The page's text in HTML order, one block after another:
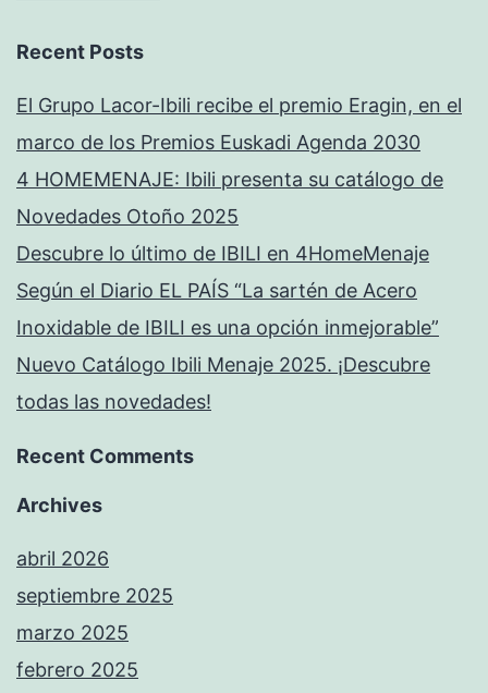
Recent Posts
El Grupo Lacor-Ibili recibe el premio Eragin, en el
marco de los Premios Euskadi Agenda 2030
4 HOMEMENAJE: Ibili presenta su catálogo de
Novedades Otoño 2025
Descubre lo último de IBILI en 4HomeMenaje
Según el Diario EL PAÍS “La sartén de Acero
Inoxidable de IBILI es una opción inmejorable”
Nuevo Catálogo Ibili Menaje 2025. ¡Descubre
todas las novedades!
Recent Comments
Archives
abril 2026
septiembre 2025
marzo 2025
febrero 2025